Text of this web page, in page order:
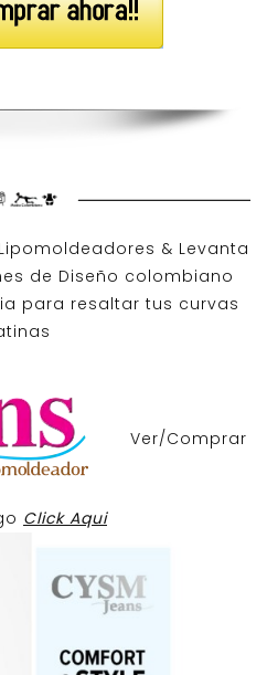
& Levanta
de Diseño colombiano
para resaltar tus curvas
Ver/Comprar
Click Aqui